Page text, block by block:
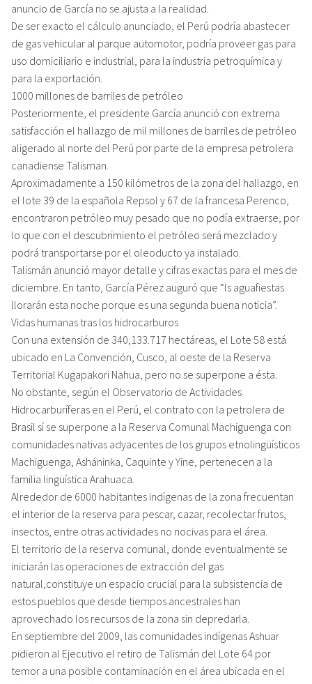
anuncio de García no se ajusta a la realidad.
De ser exacto el cálculo anunciado, el Perú podría abastecer
de gas vehicular al parque automotor, podría proveer gas para
uso domiciliario e industrial, para la industria petroquímica y
para la exportación.
1000 millones de barriles de petróleo
Posteriormente, el presidente García anunció con extrema
satisfacción el hallazgo de mil millones de barriles de petróleo
aligerado al norte del Perú por parte de la empresa petrolera
canadiense Talisman.
Aproximadamente a 150 kilómetros de la zona del hallazgo, en
el lote 39 de la española Repsol y 67 de la francesa Perenco,
encontraron petróleo muy pesado que no podía extraerse, por
lo que con el descubrimiento el petróleo será mezclado y
podrá transportarse por el oleoducto ya instalado.
Talismán anunció mayor detalle y cifras exactas para el mes de
diciembre. En tanto, García Pérez auguró que “ls aguafiestas
llorarán esta noche porque es una segunda buena noticia”.
Vidas humanas tras los hidrocarburos
Con una extensión de 340,133.717 hectáreas, el Lote 58 está
ubicado en La Convención, Cusco, al oeste de la Reserva
Territorial Kugapakori Nahua, pero no se superpone a ésta.
No obstante, según el Observatorio de Actividades
Hidrocarburíferas en el Perú, el contrato con la petrolera de
Brasil sí se superpone a la Reserva Comunal Machiguenga con
comunidades nativas adyacentes de los grupos etnolingüísticos
Machiguenga, Asháninka, Caquinte y Yine, pertenecen a la
familia lingüística Arahuaca.
Alrededor de 6000 habitantes indígenas de la zona frecuentan
el interior de la reserva para pescar, cazar, recolectar frutos,
insectos, entre otras actividades no nocivas para el área.
El territorio de la reserva comunal, donde eventualmente se
iniciarán las operaciones de extracción del gas
natural,constituye un espacio crucial para la subsistencia de
estos pueblos que desde tiempos ancestrales han
aprovechado los recursos de la zona sin depredarla.
En septiembre del 2009, las comunidades indígenas Ashuar
pidieron al Ejecutivo el retiro de Talismán del Lote 64 por
temor a una posible contaminación en el área ubicada en el